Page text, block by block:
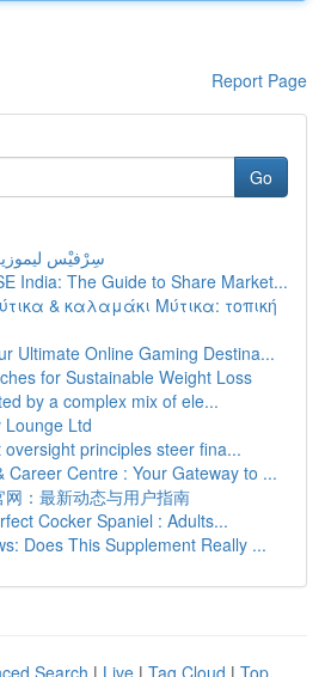
Report Page
Go
سِرْفيْس
India: The Guide to Share Market...
& καλαμάκι Μύτικα: τοπική
Ultimate Online Gaming Destina...
for Sustainable Weight Loss
by a complex mix of ele...
Lounge Ltd
principles steer fina...
Career Centre : Your Gateway to ...
：最新动态与用户指南
Cocker Spaniel : Adults...
Does This Supplement Really ...
Search | Live | Tag Cloud | Top